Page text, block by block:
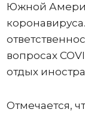
Южной
вопросах
отдых
Отмечается,